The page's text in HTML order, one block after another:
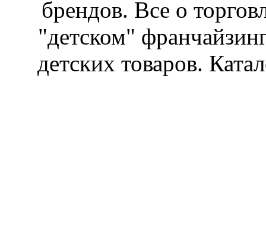
брендов. Все о
"детском"
детских товаров.